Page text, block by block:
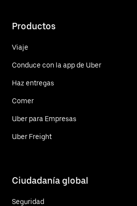
Productos
Viaje
Conduce con la app de Uber
Haz entregas
Comer
Uber para Empresas
Uber Freight
Ciudadanía global
Seguridad